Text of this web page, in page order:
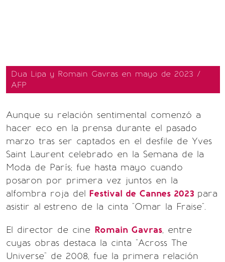
Dua Lipa y Romain Gavras en mayo de 2023 /
AFP
Aunque su relación sentimental comenzó a
hacer eco en la prensa durante el pasado
marzo tras ser captados en el desfile de Yves
Saint Laurent celebrado en la Semana de la
Moda de París; fue hasta mayo cuando
posaron por primera vez juntos en la
alfombra roja del Festival de Cannes 2023 para
asistir al estreno de la cinta "Omar la Fraise".
El director de cine Romain Gavras, entre
cuyas obras destaca la cinta "Across The
Universe" de 2008, fue la primera relación